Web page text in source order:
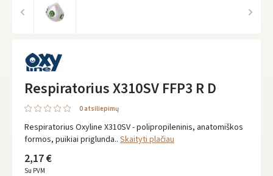
Respiratorius X310SV FFP3 R D
0 atsiliepimų
Respiratorius Oxyline X310SV - polipropileninis, anatomiškos
formos, puikiai priglunda.. Skaityti plačiau
2,17 €
Su PVM